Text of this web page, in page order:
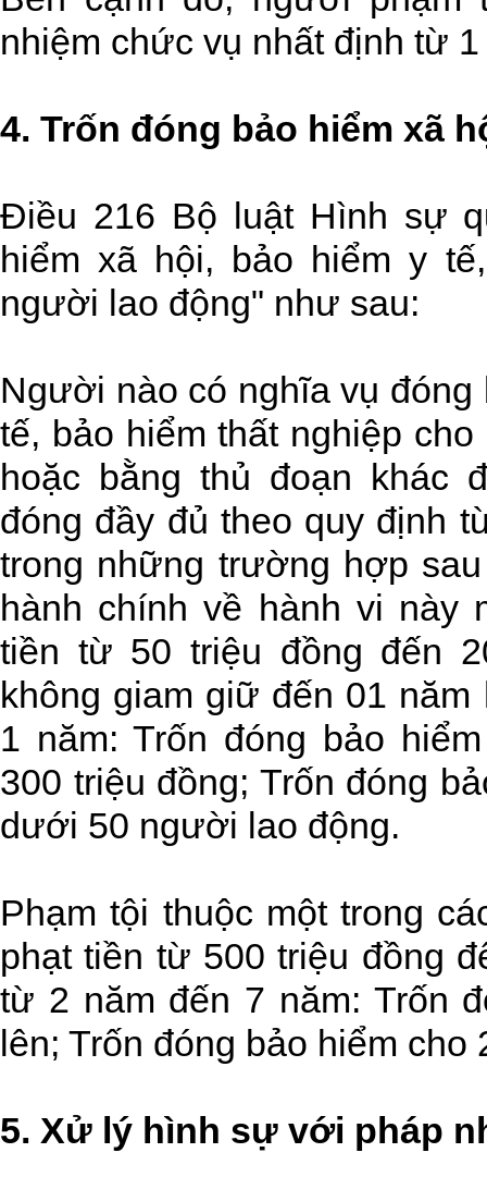
nhiệm chức vụ nhất định từ
4. Trốn đóng bảo hiểm xã
Điều 216 Bộ luật Hình sự
hiểm xã hội, bảo hiểm y
người lao động" như sau:
Người nào có nghĩa vụ
tế, bảo hiểm thất nghiệp
hoặc bằng thủ đoạn khác
đóng đầy đủ theo quy định
trong những trường hợp
hành chính về hành vi này
tiền từ 50 triệu đồng đến
không giam giữ đến 01
1 năm: Trốn đóng bảo
300 triệu đồng; Trốn đóng
dưới 50 người lao động.
Phạm tội thuộc một trong
phạt tiền từ 500 triệu đồng
từ 2 năm đến 7 năm: Trốn
lên; Trốn đóng bảo hiểm
5. Xử lý hình sự với pháp